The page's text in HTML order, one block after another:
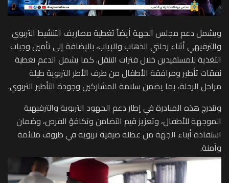
ويشمل دعم مجلس الجهة أيضاً تغطية مصاريف التنشيط التربوي
والترفيهي أثناء رحلتي الذهاب والإياب، بالإضافة إلى تأمين وجبات
التغذية للمستفيدين خلال فترات التنقل. كما يشمل الدعم تغطية
نفقات تأطير ومرافقة الأطفال من طرف الأطر التربوية طيلة
مراحل الرحلة، بما يضمن سلامة المشاركين وجودة التأطير التربوي.
وتندرج هذه المبادرة في إطار دعم الجهود التربوية والترفيهية
الموجهة للأطفال، وتعزيز قيم التضامن وتكافؤ الفرص، وضمان
استفادة أبناء الجهة من عطلة صيفية تربوية في ظروف ملائمة
وآمنة.